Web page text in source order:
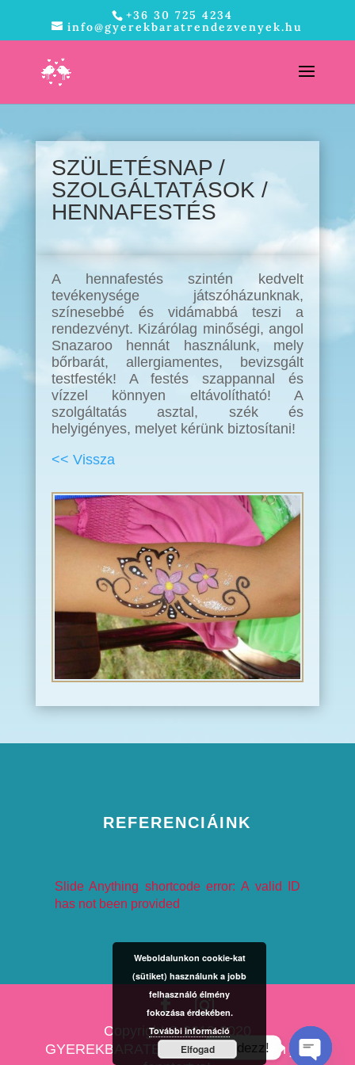
+36 30 725 4234
info@gyerekbaratrendezvenyek.hu
SZÜLETÉSNAP /
SZOLGÁLTATÁSOK /
HENNAFESTÉS
A hennafestés szintén kedvelt
tevékenysége játszóházunknak,
színesebbé és vidámabbá teszi a
rendezvényt. Kizárólag minőségi, angol
Snazaroo hennát használunk, mely
bőrbarát, allergiamentes, bevizsgált
testfesték! A festés szappannal és
vízzel könnyen eltávolítható! A
szolgáltatás asztal, szék és
helyigényes, melyet kérünk biztosítani!
<< Vissza
REFERENCIÁINK
Slide Anything shortcode error: A valid ID
has not been provided
Copyright © 2010-2020
GYEREKBARATESKUVO.HU Minden jog
Weboldalunkon cookie-kat
(sütiket) használunk a jobb
felhasználó élmény
fokozása érdekében.
További információ
Elfogad Kérdezz!